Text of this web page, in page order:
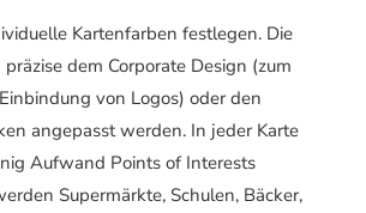
Kartenfarben festlegen. Die
dem Corporate Design (zum
von Logos) oder den
angepasst werden. In jeder Karte
Aufwand Points of Interests
Supermärkte, Schulen, Bäcker,